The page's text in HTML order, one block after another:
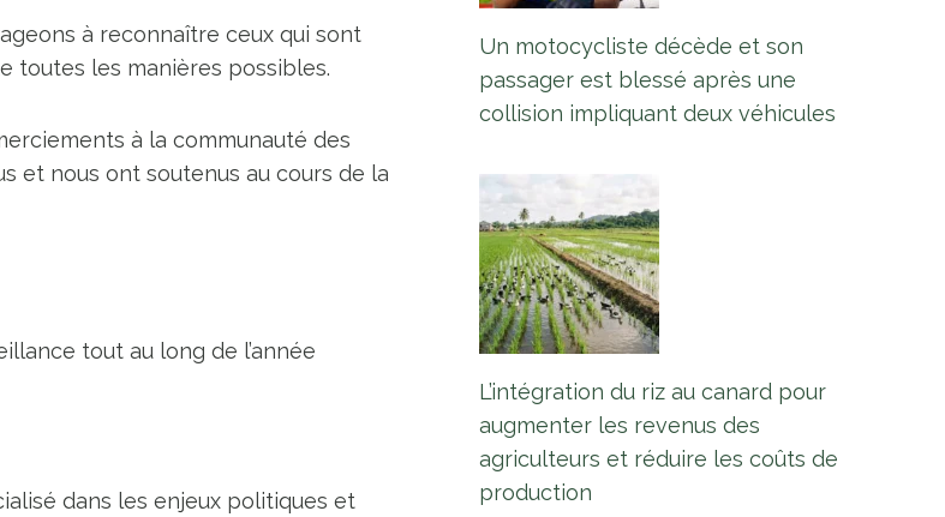
à reconnaître ceux qui sont
toutes les manières possibles.
à la communauté des
et nous ont soutenus au cours de la
tout au long de l’année
dans les enjeux politiques et
Un motocycliste décède et son
passager est blessé après une
collision impliquant deux véhicules
L’intégration du riz au canard pour
augmenter les revenus des
agriculteurs et réduire les coûts de
production